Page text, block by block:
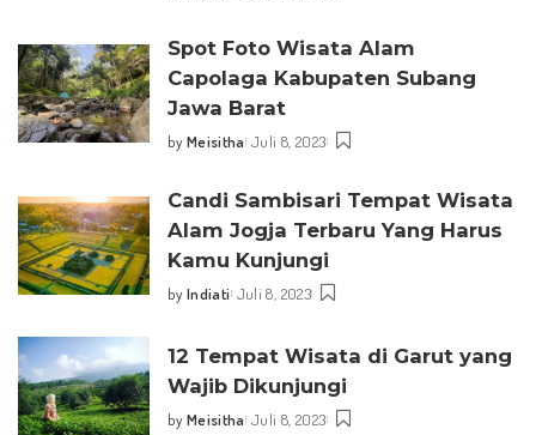
Spot Foto Wisata Alam
Capolaga Kabupaten Subang
Jawa Barat
Posted
by Meisitha Juli 8, 2023
Candi Sambisari Tempat Wisata
Alam Jogja Terbaru Yang Harus
Kamu Kunjungi
Posted
by Indiati Juli 8, 2023
12 Tempat Wisata di Garut yang
Wajib Dikunjungi
Posted
by Meisitha Juli 8, 2023